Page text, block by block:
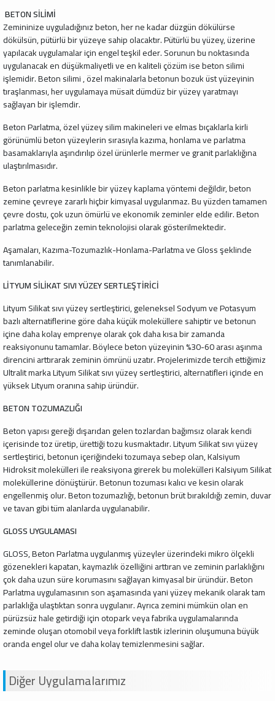
BETON SİLİMİ
Zemininize uyguladığınız beton, her ne kadar düzgün dökülürse
dökülsün, pütürlü bir yüzeye sahip olacaktır. Pütürlü bu yüzey, üzerine
yapılacak uygulamalar için engel teşkil eder. Sorunun bu noktasında
uygulanacak en düşükmaliyetli ve en kaliteli çözüm ise beton silimi
işlemidir. Beton silimi , özel makinalarla betonun bozuk üst yüzeyinin
tıraşlanması, her uygulamaya müsait dümdüz bir yüzey yaratmayı
sağlayan bir işlemdir.
Beton Parlatma, özel yüzey silim makineleri ve elmas bıçaklarla kirli
görünümlü beton yüzeylerin sırasıyla kazıma, honlama ve parlatma
basamaklarıyla aşındırılıp özel ürünlerle mermer ve granit parlaklığına
ulaştırılmasıdır.
Beton parlatma kesinlikle bir yüzey kaplama yöntemi değildir, beton
zemine çevreye zararlı hiçbir kimyasal uygulanmaz. Bu yüzden tamamen
çevre dostu, çok uzun ömürlü ve ekonomik zeminler elde edilir. Beton
parlatma geleceğin zemin teknolojisi olarak gösterilmektedir.
Aşamaları, Kazıma-Tozumazlık-Honlama-Parlatma ve Gloss şeklinde
tanımlanabilir.
LİTYUM SİLİKAT SIVI YÜZEY SERTLEŞTİRİCİ
Lityum Silikat sıvı yüzey sertleştirici, geleneksel Sodyum ve Potasyum
bazlı alternatiflerine göre daha küçük moleküllere sahiptir ve betonun
içine daha kolay emprenye olarak çok daha kısa bir zamanda
reaksiyonunu tamamlar. Böylece beton yüzeyinin %30-60 arası aşınma
direncini arttırarak zeminin ömrünü uzatır. Projelerimizde tercih ettiğimiz
Ultralit marka Lityum Silikat sıvı yüzey sertleştirici, alternatifleri içinde en
yüksek Lityum oranına sahip üründür.
BETON TOZUMAZLIĞI
Beton yapısı gereği dışarıdan gelen tozlardan bağımsız olarak kendi
içerisinde toz üretip, ürettiği tozu kusmaktadır. Lityum Silikat sıvı yüzey
sertleştirici, betonun içeriğindeki tozumaya sebep olan, Kalsiyum
Hidroksit molekülleri ile reaksiyona girerek bu molekülleri Kalsiyum Silikat
moleküllerine dönüştürür. Betonun tozuması kalıcı ve kesin olarak
engellenmiş olur. Beton tozumazlığı, betonun brüt bırakıldığı zemin, duvar
ve tavan gibi tüm alanlarda uygulanabilir.
GLOSS UYGULAMASI
GLOSS, Beton Parlatma uygulanmış yüzeyler üzerindeki mikro ölçekli
gözenekleri kapatan, kaymazlık özelliğini arttıran ve zeminin parlaklığını
çok daha uzun süre korumasını sağlayan kimyasal bir üründür. Beton
Parlatma uygulamasının son aşamasında yani yüzey mekanik olarak tam
parlaklığa ulaştıktan sonra uygulanır. Ayrıca zemini mümkün olan en
pürüzsüz hale getirdiği için otopark veya fabrika uygulamalarında
zeminde oluşan otomobil veya forklift lastik izlerinin oluşumuna büyük
oranda engel olur ve daha kolay temizlenmesini sağlar.
Diğer Uygulamalarımız